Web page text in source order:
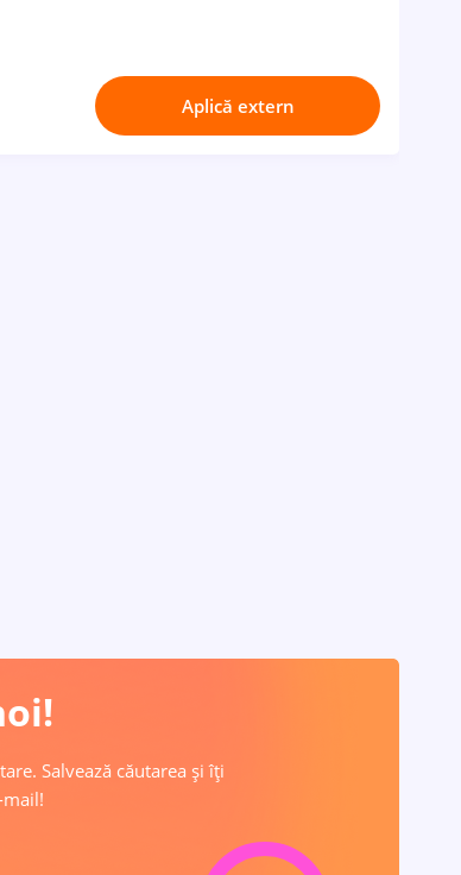
Aplică extern
Salvează căutarea și îți